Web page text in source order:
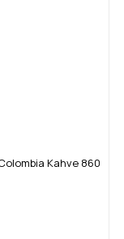
Kahve 860